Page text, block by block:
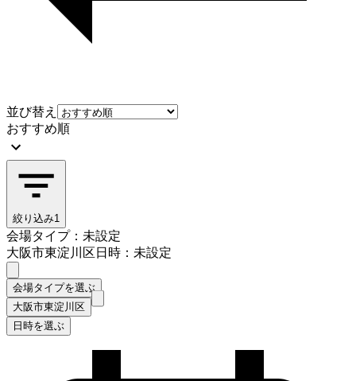
並び替え
おすすめ順
絞り込み1
会場タイプ：未設定
大阪市東淀川区日時：未設定
会場タイプを選ぶ
大阪市東淀川区
日時を選ぶ